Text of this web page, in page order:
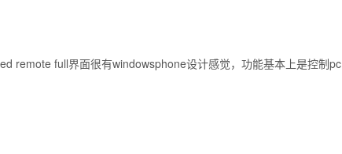
full界面很有windowsphone设计感觉，功能基本上是控制pc